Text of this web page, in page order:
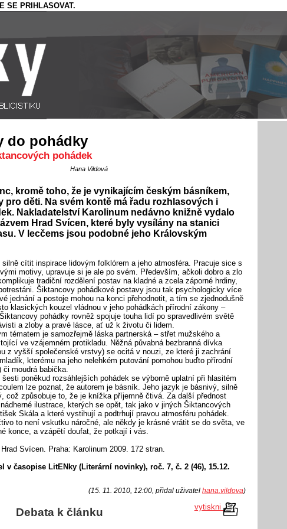
SE PRIHLASOVAT.
do pohádky
pohádek
Hana Vildová
kromě toho, že je vynikajícím českým básníkem,
pro děti. Na svém kontě má řadu rozhlasových i
Nakladatelství Karolinum nedávno knižně vydalo
Hrad Svícen, které byly vysílány na stanici
V lecčems jsou podobné jeho Královským
cítit inspirace lidovým folklórem a jeho atmosféra. Pracuje sice s
motivy, upravuje si je ale po svém. Především, ačkoli dobro a zlo
tradiční rozdělení postav na kladné a zcela záporné hrdiny,
Šiktancovy pohádkové postavy jsou tak psychologicky více
jednání a postoje mohou na konci přehodnotit, a tím se zjednodušně
klasických kouzel vládnou v jeho pohádkách přírodní zákony –
pohádky rovněž spojuje touha lidí po spravedlivém světě
a zloby a pravé lásce, ať už k životu či lidem.
tématem je samozřejmě láska partnerská – střet mužského a
ve vzájemném protikladu. Něžná půvabná bezbranná dívka
z vyšší společenské vrstvy) se ocitá v nouzi, ze které ji zachrání
kterému na jeho nelehkém putování pomohou buďto přírodní
moudrá babička.
poněkud rozsáhlejších pohádek se výborně uplatní při hlasitém
lze poznat, že autorem je básník. Jeho jazyk je básnivý, silně
což způsobuje to, že je knížka příjemně čtivá. Za další přednost
ilustrace, kterých se opět, tak jako v jiných Šiktancových
Skála a které vystihují a podtrhují pravou atmosféru pohádek.
to není vskutku náročné, ale někdy je krásné vrátit se do světa, ve
konce, a vzápětí doufat, že potkají i vás.
Svícen. Praha: Karolinum 2009. 172 stran.
v časopise LitENky (Literární novinky), roč. 7, č. 2 (46), 15.12.
(15. 11. 2010, 12:00, přidal uživatel hana.vildova)
vytiskni
Debata k článku